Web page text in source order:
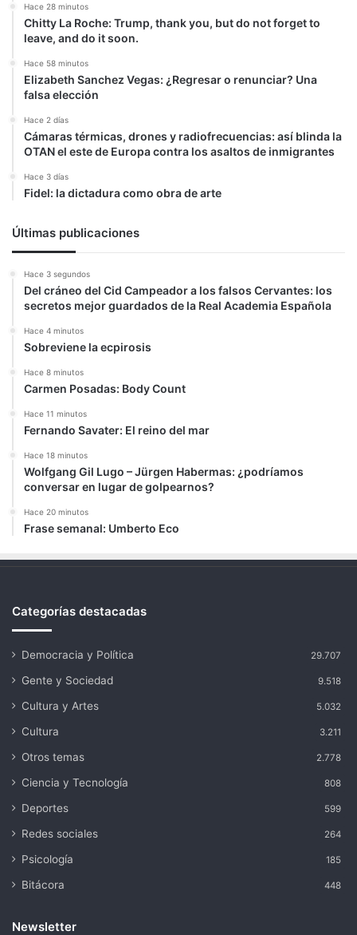
Hace 28 minutos
Chitty La Roche: Trump, thank you, but do not forget to
leave, and do it soon.
Hace 58 minutos
Elizabeth Sanchez Vegas: ¿Regresar o renunciar? Una
falsa elección
Hace 2 días
Cámaras térmicas, drones y radiofrecuencias: así blinda la
OTAN el este de Europa contra los asaltos de inmigrantes
Hace 3 días
Fidel: la dictadura como obra de arte
Últimas publicaciones
Hace 3 segundos
Del cráneo del Cid Campeador a los falsos Cervantes: los
secretos mejor guardados de la Real Academia Española
Hace 4 minutos
Sobreviene la ecpirosis
Hace 8 minutos
Carmen Posadas: Body Count
Hace 11 minutos
Fernando Savater: El reino del mar
Hace 18 minutos
Wolfgang Gil Lugo – Jürgen Habermas: ¿podríamos
conversar en lugar de golpearnos?
Hace 20 minutos
Frase semanal: Umberto Eco
Categorías destacadas
Democracia y Política 29.707
Gente y Sociedad 9.518
Cultura y Artes 5.032
Cultura 3.211
Otros temas 2.778
Ciencia y Tecnología 808
Deportes 599
Redes sociales 264
Psicología 185
Bitácora 448
Newsletter